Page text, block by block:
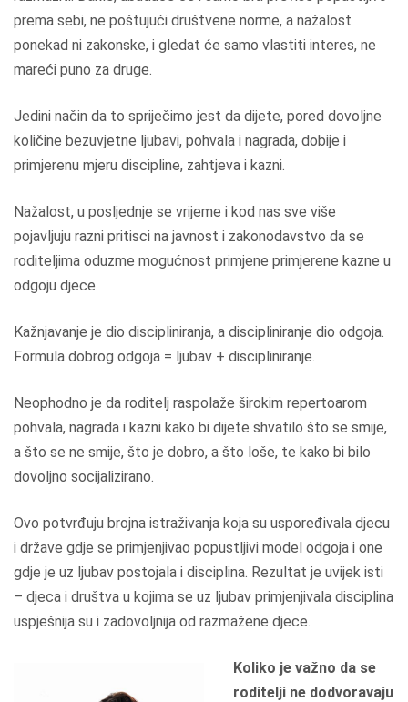
prema sebi, ne poštujući društvene norme, a nažalost
ponekad ni zakonske, i gledat će samo vlastiti interes, ne
mareći puno za druge.
Jedini način da to spriječimo jest da dijete, pored dovoljne
količine bezuvjetne ljubavi, pohvala i nagrada, dobije i
primjerenu mjeru discipline, zahtjeva i kazni.
Nažalost, u posljednje se vrijeme i kod nas sve više
pojavljuju razni pritisci na javnost i zakonodavstvo da se
roditeljima oduzme mogućnost primjene primjerene kazne u
odgoju djece.
Kažnjavanje je dio discipliniranja, a discipliniranje dio odgoja.
Formula dobrog odgoja = ljubav + discipliniranje.
Neophodno je da roditelj raspolaže širokim repertoarom
pohvala, nagrada i kazni kako bi dijete shvatilo što se smije,
a što se ne smije, što je dobro, a što loše, te kako bi bilo
dovoljno socijalizirano.
Ovo potvrđuju brojna istraživanja koja su uspoređivala djecu
i države gdje se primjenjivao popustljivi model odgoja i one
gdje je uz ljubav postojala i disciplina. Rezultat je uvijek isti
– djeca i društva u kojima se uz ljubav primjenjivala disciplina
uspješnija su i zadovoljnija od razmažene djece.
Koliko je važno da se
roditelji ne dodvoravaju